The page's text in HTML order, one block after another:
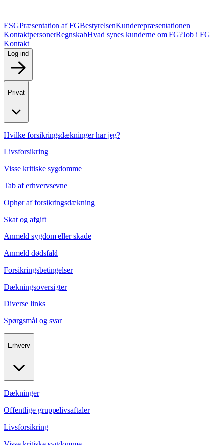
ESGPræsentation af FGBestyrelsenKunderepræsentationen
KontaktpersonerRegnskabHvad synes kunderne om FG?Job i FG
Kontakt
Log ind
Privat
Hvilke forsikringsdækninger har jeg?
Livsforsikring
Visse kritiske sygdomme
Tab af erhvervsevne
Ophør af forsikringsdækning
Skat og afgift
Anmeld sygdom eller skade
Anmeld dødsfald
Forsikringsbetingelser
Dækningsoversigter
Diverse links
Spørgsmål og svar
Erhverv
Dækninger
Offentlige gruppelivsaftaler
Livsforsikring